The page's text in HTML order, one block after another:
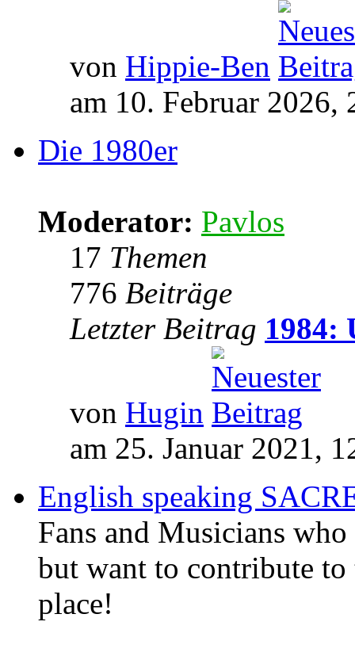
von Hippie-Ben
am 10. Februar 2026,
Die 1980er
Moderator: Pavlos
17 Themen
776 Beiträge
Letzter Beitrag 1984:
von Hugin
am 25. Januar 2021,
English speaking
Fans and Musicians
but want to contribute to
place!